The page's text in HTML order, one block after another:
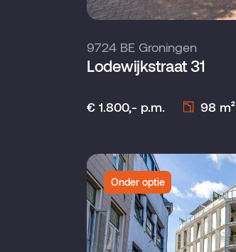
9724 BE Groningen
Lodewijkstraat 31
€ 1.800,- p.m. 98 m²
Onder optie